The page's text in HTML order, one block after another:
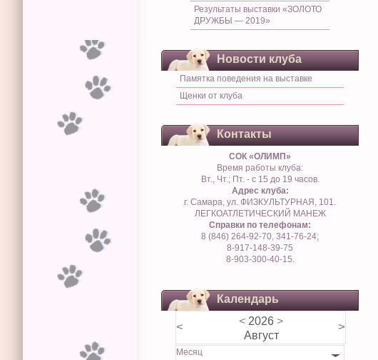
Результаты выставки «ЗОЛОТО
ДРУЖБЫ — 2019»
Новости клуба
Памятка поведения на выставке
Щенки от клуба
Контакты
СОК «ОЛИМП»
Время работы клуба:
Вт., Чт.; Пт. - с 15 до 19 часов.
Адрес клуба:
г. Самара, ул. ФИЗКУЛЬТУРНАЯ, 101.
ЛЕГКОАТЛЕТИЧЕСКИЙ МАНЕЖ
Справки по телефонам:
8 (846) 264-92-70, 341-76-24;
8-917-148-39-75
8-903-300-40-15.
Календарь
< < 2026 >
Август
>
Месяц